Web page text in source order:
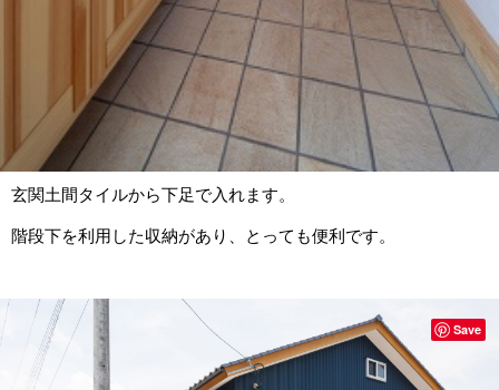
玄関土間タイルから下足で入れます。
階段下を利用した収納があり、とっても便利です。
Save